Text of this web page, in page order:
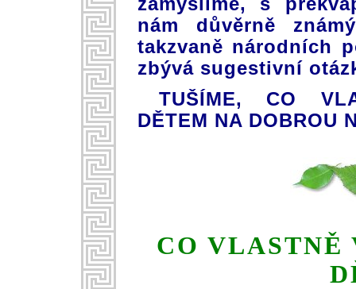
nám důvěrně
takzvaně národních
zbývá sugestivní
TUŠÍME, CO
DĚTEM NA DOBROU
CO